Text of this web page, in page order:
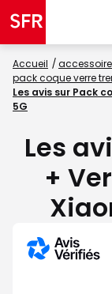
Accueil
pack coque verre
Les avis sur Pack
5G
Les
+